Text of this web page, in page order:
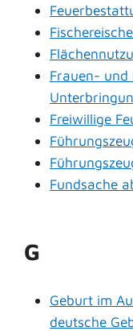
Frauen- und
Freiwillige
Fundsache
G
Geburt im
deutsche